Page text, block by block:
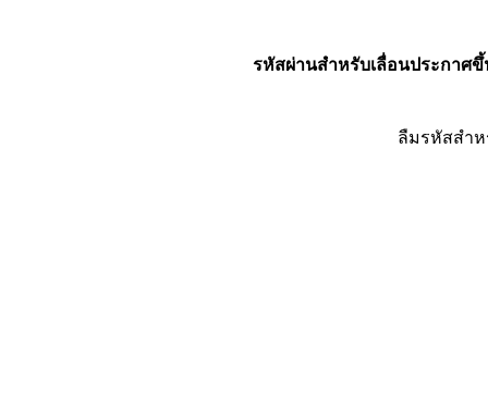
รหัสผ่านสำหรับเลื่อนประกาศขึ้
ลืมรหัสสำ